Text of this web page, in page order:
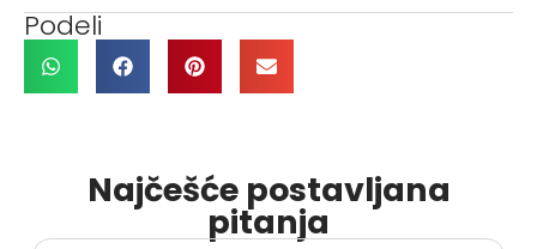
Podeli
Najčešće postavljana
pitanja